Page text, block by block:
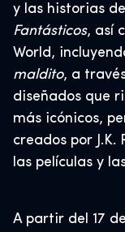
y las historias de
Fantásticos, así
World,
maldito, a
diseñados que
más icónicos,
creados por
las películas y
A partir del 17